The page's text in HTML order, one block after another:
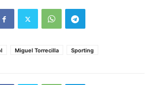
Miguel Torrecilla Sporting